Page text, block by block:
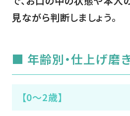
見ながら判断しましょう。
■ 年齢別・仕上げ磨
【0～2歳】